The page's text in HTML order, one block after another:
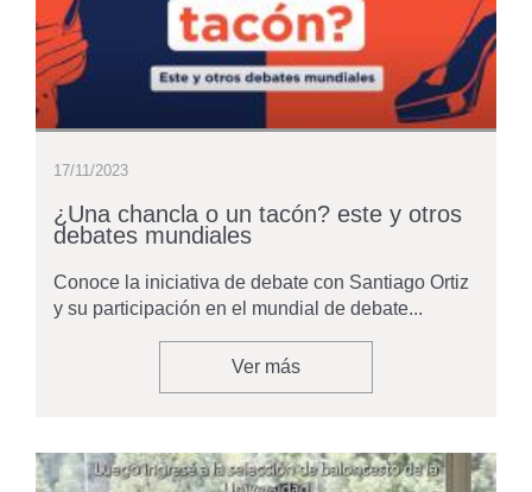
17/11/2023
¿Una chancla o un tacón? este y otros
debates mundiales
Conoce la iniciativa de debate con Santiago Ortiz
y su participación en el mundial de debate...
Ver más